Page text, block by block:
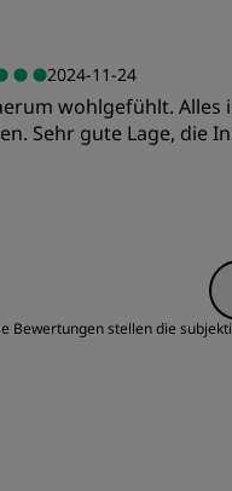
2024-11-24
wohlgefühlt. Alles
Sehr gute Lage, die
Bewertungen stellen die